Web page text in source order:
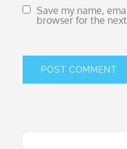
Save my name,
browser for the